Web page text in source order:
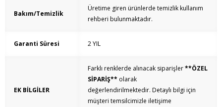
Bakım/Temizlik
Üretime giren ürünlerde temizlik kullanım
rehberi bulunmaktadır.
Garanti Süresi 2 YIL
EK BİLGİLER
Farklı renklerde alınacak siparişler**ÖZEL
SİPARİŞ** olarak
değerlendirilmektedir. Detaylı bilgi için
müşteri temsilcimizle iletişime